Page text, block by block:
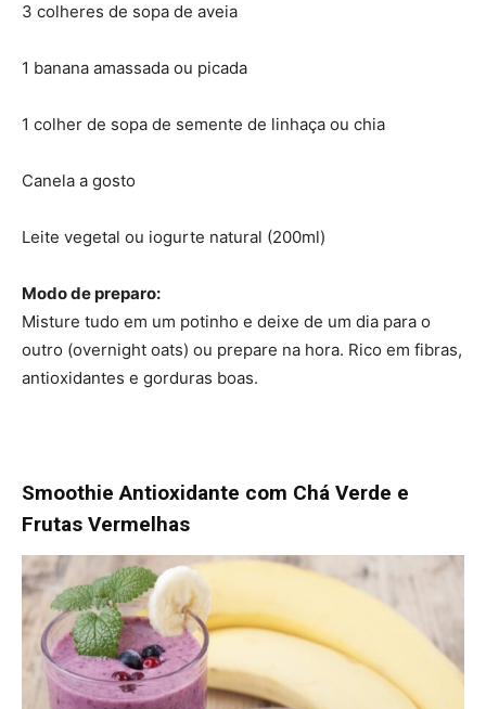
3 colheres de sopa de aveia
1 banana amassada ou picada
1 colher de sopa de semente de linhaça ou chia
Canela a gosto
Leite vegetal ou iogurte natural (200ml)
Modo de preparo:
Misture tudo em um potinho e deixe de um dia para o
outro (overnight oats) ou prepare na hora. Rico em fibras,
antioxidantes e gorduras boas.
Smoothie Antioxidante com Chá Verde e
Frutas Vermelhas